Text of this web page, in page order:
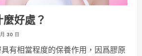
好處？
30 日
有相當程度的保養作用，因爲膠原